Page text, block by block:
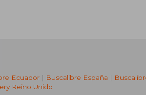
Ecuador | Buscalibre España |
Reino Unido